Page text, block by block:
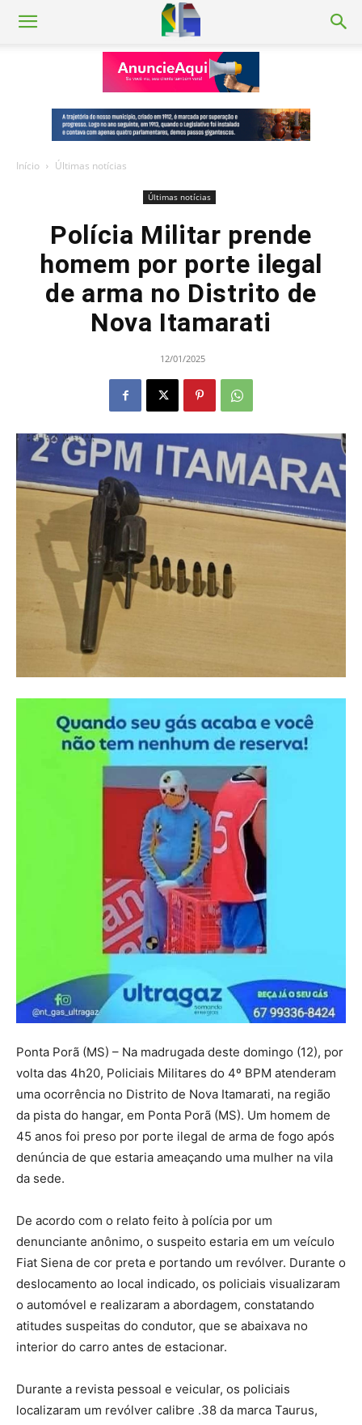
Início Últimas notícias
Últimas notícias
Polícia Militar prende
homem por porte ilegal
de arma no Distrito de
Nova Itamarati
12/01/2025
Ponta Porã (MS) – Na madrugada deste domingo (12), por
volta das 4h20, Policiais Militares do 4º BPM atenderam
uma ocorrência no Distrito de Nova Itamarati, na região
da pista do hangar, em Ponta Porã (MS). Um homem de
45 anos foi preso por porte ilegal de arma de fogo após
denúncia de que estaria ameaçando uma mulher na vila
da sede.
De acordo com o relato feito à polícia por um
denunciante anônimo, o suspeito estaria em um veículo
Fiat Siena de cor preta e portando um revólver. Durante o
deslocamento ao local indicado, os policiais visualizaram
o automóvel e realizaram a abordagem, constatando
atitudes suspeitas do condutor, que se abaixava no
interior do carro antes de estacionar.
Durante a revista pessoal e veicular, os policiais
localizaram um revólver calibre .38 da marca Taurus,